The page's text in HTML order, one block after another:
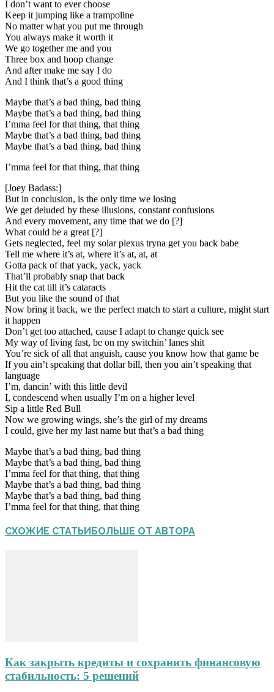
I don’t want to ever choose
Keep it jumping like a trampoline
No matter what you put me through
You always make it worth it
We go together me and you
Three box and hoop change
And after make me say I do
And I think that’s a good thing
Maybe that’s a bad thing, bad thing
Maybe that’s a bad thing, bad thing
I’mma feel for that thing, that thing
Maybe that’s a bad thing, bad thing
Maybe that’s a bad thing, bad thing
I’mma feel for that thing, that thing
[Joey Badass:]
But in conclusion, is the only time we losing
We get deluded by these illusions, constant confusions
And every movement, any time that we do [?]
What could be a great [?]
Gets neglected, feel my solar plexus tryna get you back babe
Tell me where it’s at, where it’s at, at, at
Gotta pack of that yack, yack, yack
That’ll probably snap that back
Hit the cat till it’s cataracts
But you like the sound of that
Now bring it back, we the perfect match to start a culture, might start
it happen
Don’t get too attached, cause I adapt to change quick see
My way of living fast, be on my switchin’ lanes shit
You’re sick of all that anguish, cause you know how that game be
If you ain’t speaking that dollar bill, then you ain’t speaking that
language
I’m, dancin’ with this little devil
I, condescend when usually I’m on a higher level
Sip a little Red Bull
Now we growing wings, she’s the girl of my dreams
I could, give her my last name but that’s a bad thing
Maybe that’s a bad thing, bad thing
Maybe that’s a bad thing, bad thing
I’mma feel for that thing, that thing
Maybe that’s a bad thing, bad thing
Maybe that’s a bad thing, bad thing
I’mma feel for that thing, that thing
СХОЖИЕ СТАТЬИБОЛЬШЕ ОТ АВТОРА
Как закрыть кредиты и сохранить финансовую
стабильность: 5 решений